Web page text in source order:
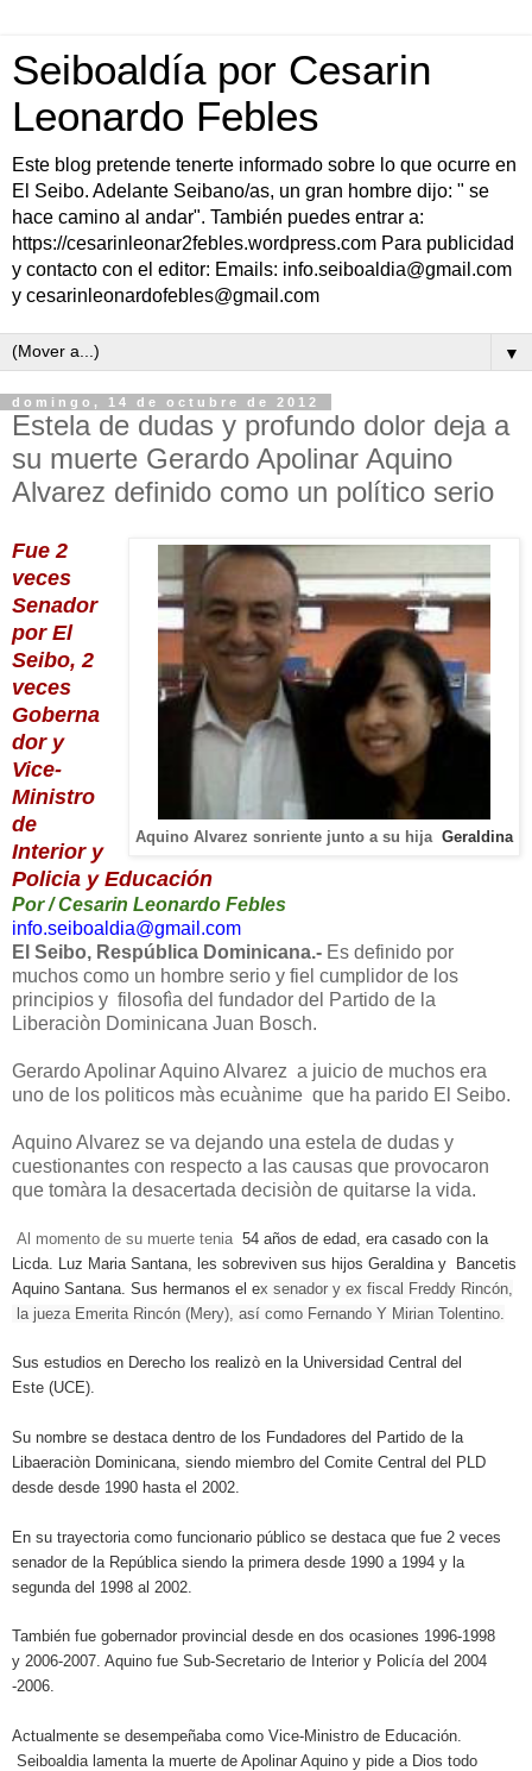
Seiboaldía por Cesarin
Leonardo Febles
Este blog pretende tenerte informado sobre lo que ocurre en
El Seibo. Adelante Seibano/as, un gran hombre dijo: " se
hace camino al andar". También puedes entrar a:
https://cesarinleonar2febles.wordpress.com Para publicidad
y contacto con el editor: Emails: info.seiboaldia@gmail.com
y cesarinleonardofebles@gmail.com
▼
domingo, 14 de octubre de 2012
Estela de dudas y profundo dolor deja a
su muerte Gerardo Apolinar Aquino
Alvarez definido como un político serio
Aquino Alvarez sonriente junto a su hija Geraldina
Fue 2
veces
Senador
por El
Seibo, 2
veces
Goberna
dor y
Vice-
Ministro
de
Interior y
Policia y Educación
Por / Cesarin Leonardo Febles
info.seiboaldia@gmail.com
El Seibo, Respública Dominicana.- Es definido por
muchos como un hombre serio y fiel cumplidor de los
principios y filosofìa del fundador del Partido de la
Liberaciòn Dominicana Juan Bosch.
Gerardo Apolinar Aquino Alvarez a juicio de muchos era
uno de los politicos màs ecuànime que ha parido El Seibo.
Aquino Alvarez se va dejando una estela de dudas y
cuestionantes con respecto a las causas que provocaron
que tomàra la desacertada decisiòn de quitarse la vida.
Al momento de su muerte tenia 54 años de edad, era casado con la
Licda. Luz Maria Santana, les sobreviven sus hijos Geraldina y Bancetis
Aquino Santana. Sus hermanos el ex senador y ex fiscal Freddy Rincón,
la jueza Emerita Rincón (Mery), así como Fernando Y Mirian Tolentino.
Sus estudios en Derecho los realizò en la Universidad Central del
Este (UCE).
Su nombre se destaca dentro de los Fundadores del Partido de la
Libaeraciòn Dominicana, siendo miembro del Comite Central del PLD
desde desde 1990 hasta el 2002.
En su trayectoria como funcionario público se destaca que fue 2 veces
senador de la República siendo la primera desde 1990 a 1994 y la
segunda del 1998 al 2002.
También fue gobernador provincial desde en dos ocasiones 1996-1998
y 2006-2007. Aquino fue Sub-Secretario de Interior y Policía del 2004
-2006.
Actualmente se desempeñaba como Vice-Ministro de Educación.
Seiboaldia lamenta la muerte de Apolinar Aquino y pide a Dios todo